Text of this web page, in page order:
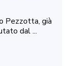
Pezzotta, già
dal ...